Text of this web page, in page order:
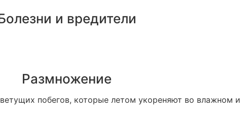
и вредители
Размножение
побегов, которые летом укореняют во влажном и